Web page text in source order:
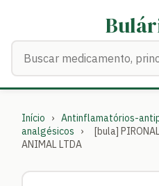
Início › Antinflamatórios-
analgésicos
›
[bula]
ANIMAL LTDA